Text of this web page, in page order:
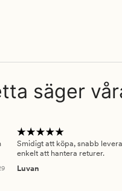
säger
Smidigt att köpa, snabb
enkelt att hantera returer.
Luvan